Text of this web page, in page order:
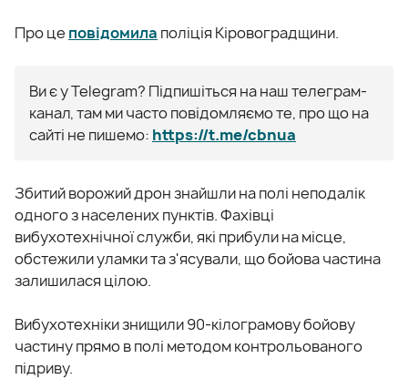
Про це повідомила поліція Кіровоградщини.
Ви є у Telegram? Підпишіться на наш телеграм-
канал, там ми часто повідомляємо те, про що на
сайті не пишемо: https://t.me/cbnua
Збитий ворожий дрон знайшли на полі неподалік
одного з населених пунктів. Фахівці
вибухотехнічної служби, які прибули на місце,
обстежили уламки та з'ясували, що бойова частина
залишилася цілою.
Вибухотехніки знищили 90-кілограмову бойову
частину прямо в полі методом контрольованого
підриву.